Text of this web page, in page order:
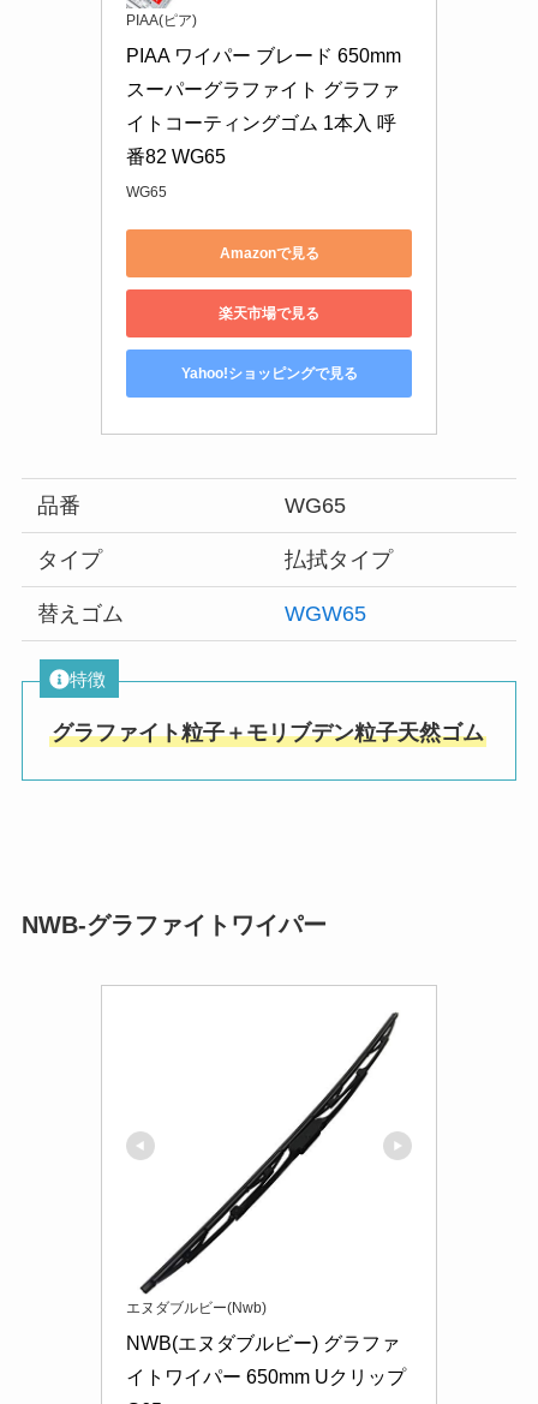
PIAA(ピア)
PIAA ワイパー ブレード 650mm
スーパーグラファイト グラファ
イトコーティングゴム 1本入 呼
番82 WG65
WG65
Amazonで見る
楽天市場で見る
Yahoo!ショッピングで見る
品番 WG65
タイプ 払拭タイプ
替えゴム WGW65
特徴
グラファイト粒子＋モリブデン粒子天然ゴム
NWB-グラファイトワイパー
エヌダブルビー(Nwb)
NWB(エヌダブルビー) グラファ
イトワイパー 650mm Uクリップ